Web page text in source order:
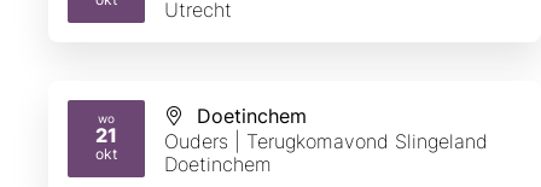
Utrecht
wo
21
okt
2026
Doetinchem
Ouders | Terugkomavond Slingeland
Doetinchem